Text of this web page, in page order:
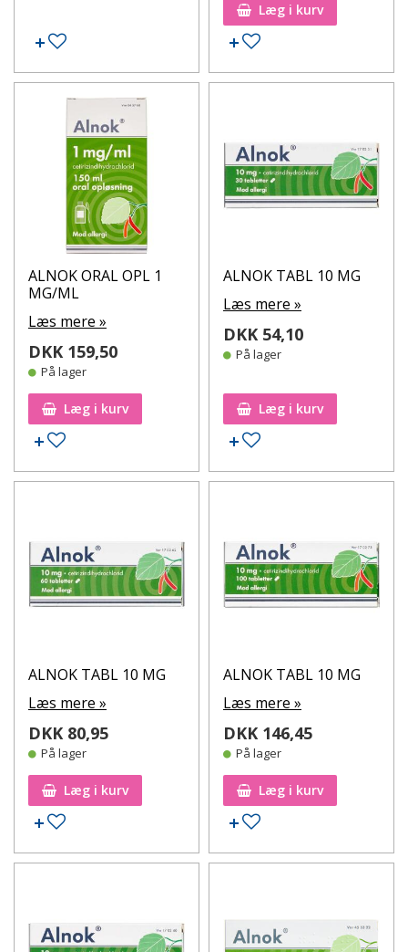
Tilføj til ønskeseddel
Læg i kurv
Tilføj til ønskeseddel
ALNOK ORAL OPL 1
MG/ML
Læs mere »
DKK 159,50
På lager
Læg i kurv
Tilføj til ønskeseddel
ALNOK TABL 10 MG
Læs mere »
DKK 54,10
På lager
Læg i kurv
Tilføj til ønskeseddel
ALNOK TABL 10 MG
Læs mere »
DKK 80,95
På lager
Læg i kurv
Tilføj til ønskeseddel
ALNOK TABL 10 MG
Læs mere »
DKK 146,45
På lager
Læg i kurv
Tilføj til ønskeseddel